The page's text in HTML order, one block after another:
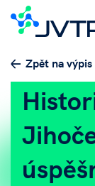
Zpět na výpis